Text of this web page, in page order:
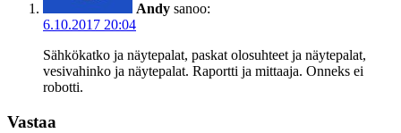
Andy sanoo:
6.10.2017 20:04
Sähkökatko ja näytepalat, paskat olosuhteet ja näytepalat,
vesivahinko ja näytepalat. Raportti ja mittaaja. Onneks ei
robotti.
Vastaa